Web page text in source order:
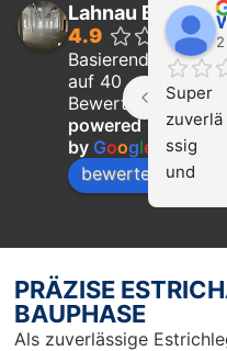
Lahnau Bau
4.9
Basierend
auf 40
Bewertungen
powered
by Google
bewerte uns auf
Super
zuverlä
ssig
und
Nur zu
empfeh
len…
PRÄZISE
BAUPHASE
Als zuverlässige